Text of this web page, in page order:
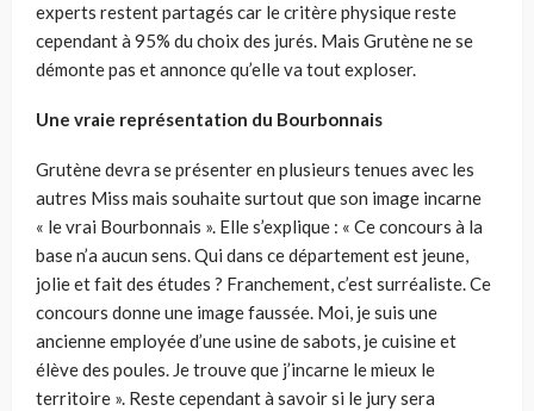
experts restent partagés car le critère physique reste
cependant à 95% du choix des jurés. Mais Grutène ne se
démonte pas et annonce qu’elle va tout exploser.
Une vraie représentation du Bourbonnais
Grutène devra se présenter en plusieurs tenues avec les
autres Miss mais souhaite surtout que son image incarne
« le vrai Bourbonnais ». Elle s’explique : « Ce concours à la
base n’a aucun sens. Qui dans ce département est jeune,
jolie et fait des études ? Franchement, c’est surréaliste. Ce
concours donne une image faussée. Moi, je suis une
ancienne employée d’une usine de sabots, je cuisine et
élève des poules. Je trouve que j’incarne le mieux le
territoire ». Reste cependant à savoir si le jury sera